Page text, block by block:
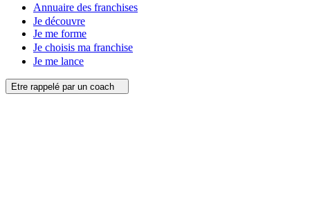
Annuaire des franchises
Je découvre
Je me forme
Je choisis ma franchise
Je me lance
Etre rappelé par un coach